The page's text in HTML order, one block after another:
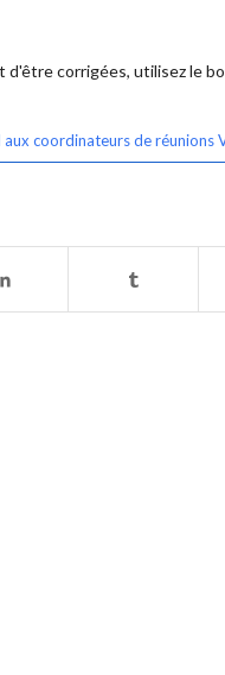
corrigées, utilisez le
aux coordinateurs de réunions